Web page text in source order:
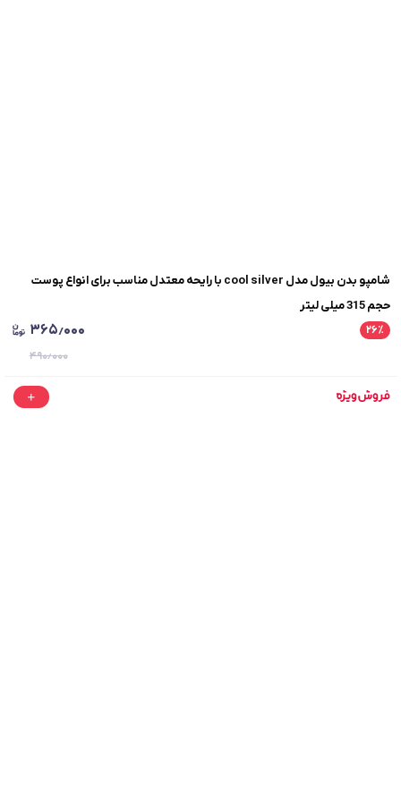
شامپو بدن بیول مدل cool silver با رایحه معتدل مناسب برای انواع پوست
حجم 315 میلی لیتر
۲۶٪ ۳۶۵٫۰۰۰
۴۹۰٫۰۰۰